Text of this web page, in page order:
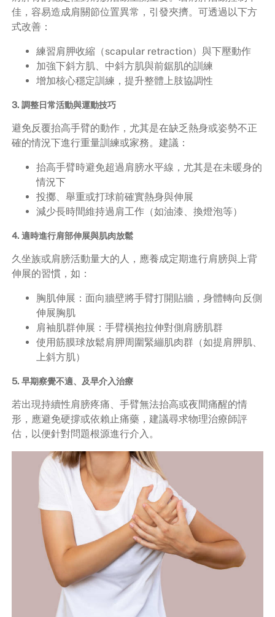
佳，容易造成肩關節位置異常，引發夾擠。可透過以下方
式改善：
練習肩胛收縮（scapular retraction）與下壓動作
加強下斜方肌、中斜方肌與前鋸肌的訓練
增加核心穩定訓練，提升整體上肢協調性
3. 調整日常活動與運動技巧
避免反覆抬高手臂的動作，尤其是在缺乏熱身或姿勢不正
確的情況下進行重量訓練或家務。建議：
抬高手臂時避免超過肩膀水平線，尤其是在未暖身的
情況下
投擲、舉重或打球前確實熱身與伸展
減少長時間維持過肩工作（如油漆、換燈泡等）
4. 適時進行肩部伸展與肌肉放鬆
久坐族或肩膀活動量大的人，應養成定期進行肩膀與上背
伸展的習慣，如：
胸肌伸展：面向牆壁將手臂打開貼牆，身體轉向反側
伸展胸肌
肩袖肌群伸展：手臂橫抱拉伸對側肩膀肌群
使用筋膜球放鬆肩胛周圍緊繃肌肉群（如提肩胛肌、
上斜方肌）
5. 早期察覺不適、及早介入治療
若出現持續性肩膀疼痛、手臂無法抬高或夜間痛醒的情
形，應避免硬撐或依賴止痛藥，建議尋求物理治療師評
估，以便針對問題根源進行介入。